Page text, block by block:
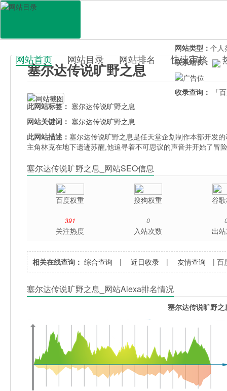
百科目录
网站首页 网站目录 网站排名 快速审核
塞尔达传说旷野之息
网站类型： 个人
联系站长：
收录查询：
「
此网站标签： 塞尔达传说旷野之息
网站关键词： 塞尔达传说旷野之息
此网站描述： 塞尔达传说旷野之息是任天堂企划制作本部开发
主角林克在地下遗迹苏醒,他追寻着不可思议的声音并开始了冒
塞尔达传说旷野之息_网站SEO信息
百度权重 搜狗权重 谷
391
关注热度
0
入站次数 出
相关在线查询： 综合查询 |近日收录 |友情查询 |百
塞尔达传说旷野之息_网站Alexa排名情况
塞尔达传说旷野